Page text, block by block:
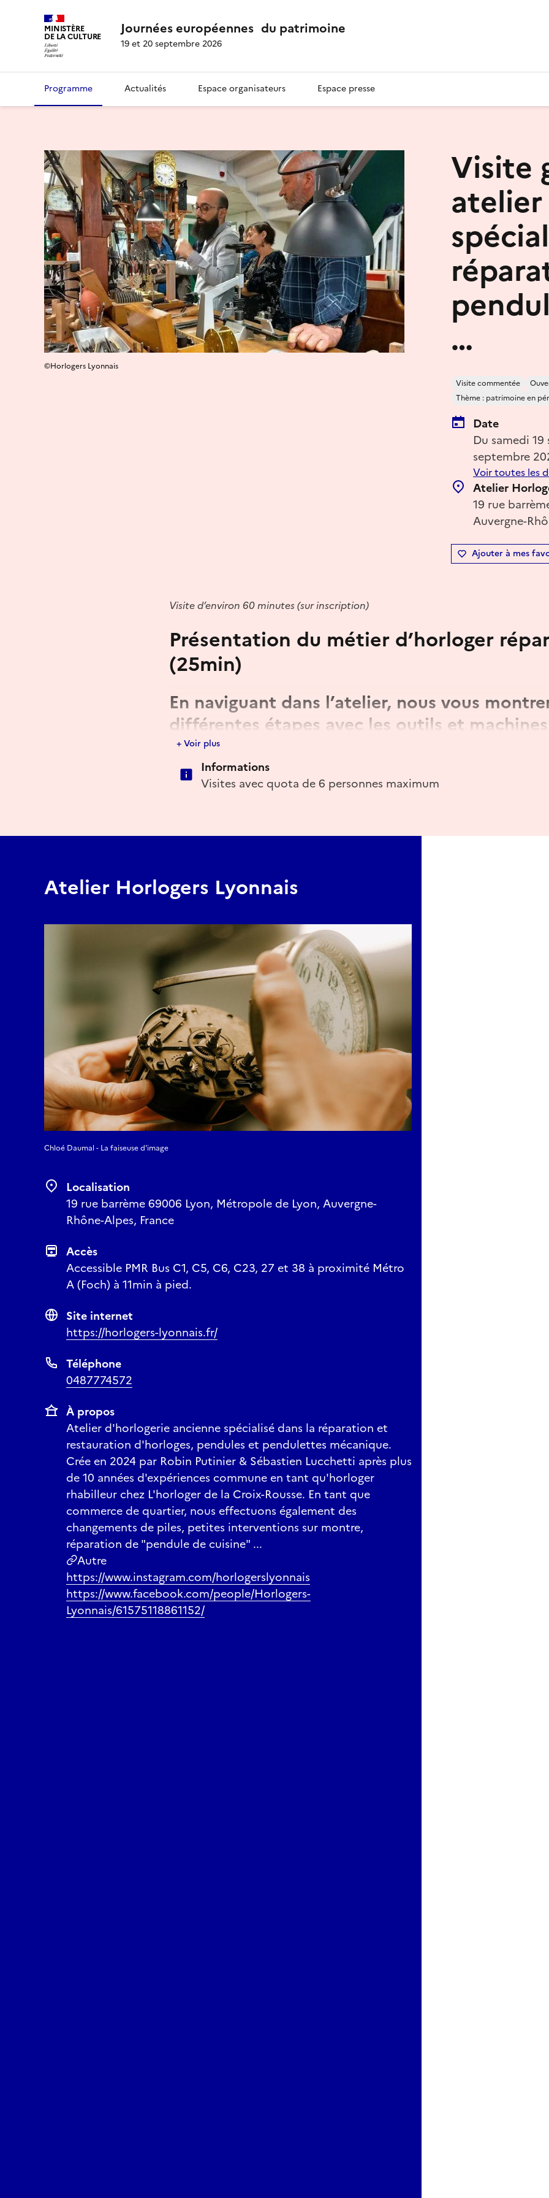
MINISTÈRE
DE LA CULTURE Journées européennes du patrimoine
19 et 20 septembre 2026
Programme Actualités Espace organisateurs Espace presse
Visite
…
Visite commentée
Thème : patrimoine en
Date
Du samedi
septembre
Voir toutes les
Atelier
19 rue
Auvergne-
Ajouter à mes
©Horlogers Lyonnais
Visite d’environ 60 minutes (sur inscription)
Présentation du métier d’horloger
(25min)
En naviguant dans l’atelier, nous vous
différentes étapes avec les outils et machines
à la réparation d’horloges et pendules
Démontage
Histoire de l’horlogerie autour des
réparation à l’atelier (35min)
En regroupant les mécanismes par "famille",
raconterons leur histoire ainsi que les
techniques notables.
Horloge Comtoise (aussi appelée Franc-comtoise, Horloge au coq, Horloge de parquet…) ;
Pendule de cheminée (mouvement de Paris) ;
Œil de bœuf ou Morbier ;
Coucou ou Forêt Noire ;
Pendulette d’officier ou pendulette de voyage ;
Carillon ;
Montre gousset ;
ainsi que ... (en fonction des mécanismes actuellement en réparation).
+ Voir plus
Informations
Visites avec quota de 6 personnes maximum
Atelier Horlogers Lyonnais
Chloé Daumal - La faiseuse d'image
Localisation
19 rue barrème 69006 Lyon, Métropole de Lyon, Auvergne-
Rhône-Alpes, France
Accès
Accessible PMR Bus C1, C5, C6, C23, 27 et 38 à proximité Métro
A (Foch) à 11min à pied.
Site internet
https://horlogers-lyonnais.fr/
Téléphone
0487774572
À propos
Atelier d'horlogerie ancienne spécialisé dans la réparation et
restauration d'horloges, pendules et pendulettes mécanique.
Crée en 2024 par Robin Putinier & Sébastien Lucchetti après plus
de 10 années d'expériences commune en tant qu'horloger
rhabilleur chez L'horloger de la Croix-Rousse. En tant que
commerce de quartier, nous effectuons également des
changements de piles, petites interventions sur montre,
réparation de "pendule de cuisine" ...
Autre
https://www.instagram.com/horlogerslyonnais
https://www.facebook.com/people/Horlogers-
Lyonnais/61575118861152/